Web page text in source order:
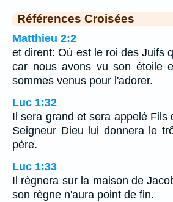
Références Croisées
Matthieu 2:2
et dirent: Où est le roi des Juifs
car nous avons vu son étoile
sommes venus pour l'adorer.
Luc 1:32
Il sera grand et sera appelé Fils
Seigneur Dieu lui donnera le
père.
Luc 1:33
Il règnera sur la maison de
son règne n'aura point de fin.